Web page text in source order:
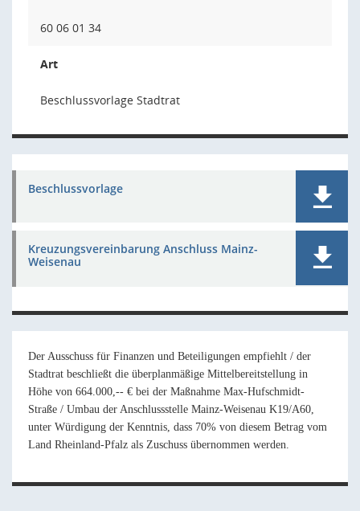
60 06 01 34
Art
Beschlussvorlage Stadtrat
Beschlussvorlage
Kreuzungsvereinbarung Anschluss Mainz-
Weisenau
Der Ausschuss für Finanzen und Beteiligungen empfiehlt / der
Stadtrat beschließt die überplanmäßige Mittelbereitstellung in
Höhe von 664.000,-- € bei der Maßnahme Max-Hufschmidt-
Straße / Umbau der Anschlussstelle Mainz-Weisenau K19/A60,
unter Würdigung der Kenntnis, dass 70% von diesem Betrag vom
Land Rheinland-Pfalz als Zuschuss übernommen werden.